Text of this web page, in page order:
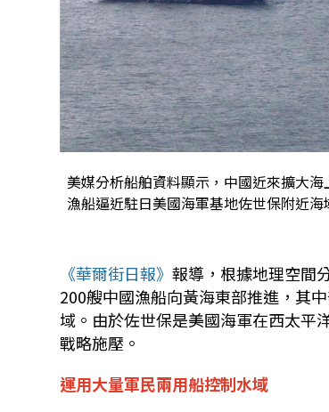
美媒分析船舶資料顯示，中國近來擴大
漁船逼近駐日美國海軍基地佐世保附近
《華爾街日報》報導，根據地理空間
200艘中國漁船向黃海東部推進，其
域。由於佐世保是美國海軍在西太平
戰略施壓。
運用大量軍民兩用船控制水域